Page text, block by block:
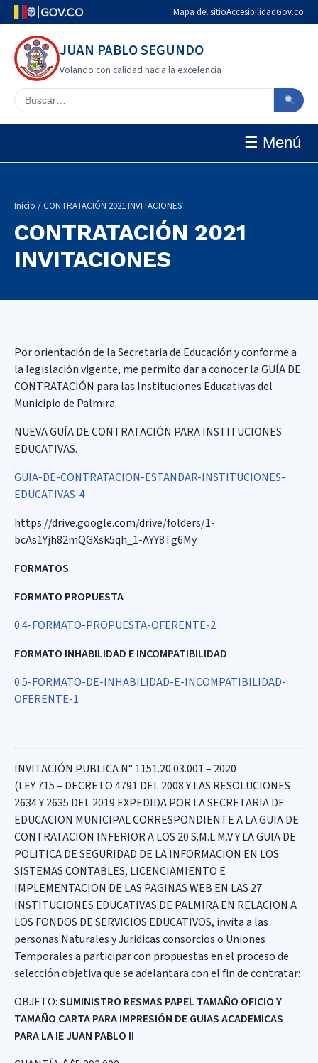
Mapa del sitioAccesibilidadGov.co
JUAN PABLO SEGUNDO
Volando con calidad hacia la excelencia
Buscar en el sitio
☰ Menú
Inicio / CONTRATACIÓN 2021 INVITACIONES
CONTRATACIÓN 2021
INVITACIONES
Por orientación de la Secretaria de Educación y conforme a
la legislación vigente, me permito dar a conocer la GUÍA DE
CONTRATACIÓN para las Instituciones Educativas del
Municipio de Palmira.
NUEVA GUÍA DE CONTRATACIÓN PARA INSTITUCIONES
EDUCATIVAS.
GUIA-DE-CONTRATACION-ESTANDAR-INSTITUCIONES-
EDUCATIVAS-4
https://drive.google.com/drive/folders/1-
bcAs1Yjh82mQGXsk5qh_1-AYY8Tg6My
FORMATOS
FORMATO PROPUESTA
0.4-FORMATO-PROPUESTA-OFERENTE-2
FORMATO INHABILIDAD E INCOMPATIBILIDAD
0.5-FORMATO-DE-INHABILIDAD-E-INCOMPATIBILIDAD-
OFERENTE-1
INVITACIÓN PUBLICA N° 1151.20.03.001 – 2020
(LEY 715 – DECRETO 4791 DEL 2008 Y LAS RESOLUCIONES
2634 Y 2635 DEL 2019 EXPEDIDA POR LA SECRETARIA DE
EDUCACION MUNICIPAL CORRESPONDIENTE A LA GUIA DE
CONTRATACION INFERIOR A LOS 20 S.M.L.M.V Y LA GUIA DE
POLITICA DE SEGURIDAD DE LA INFORMACION EN LOS
SISTEMAS CONTABLES, LICENCIAMIENTO E
IMPLEMENTACION DE LAS PAGINAS WEB EN LAS 27
INSTITUCIONES EDUCATIVAS DE PALMIRA EN RELACION A
LOS FONDOS DE SERVICIOS EDUCATIVOS, invita a las
personas Naturales y Juridicas consorcios o Uniones
Temporales a participar con propuestas en el proceso de
selección objetiva que se adelantara con el fin de contratar:
OBJETO:SUMINISTRO RESMAS PAPEL TAMAÑO OFICIO Y
TAMAÑO CARTA PARAIMPRESIÓN DE GUIAS ACADEMICAS
PARA LA IE JUAN PABLO II